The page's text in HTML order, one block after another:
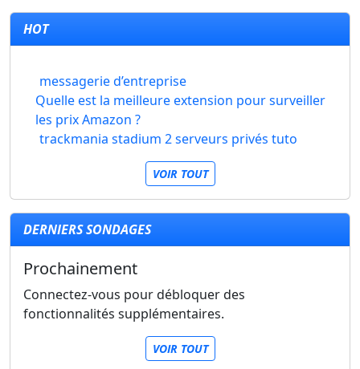
HOT
messagerie d’entreprise
Quelle est la meilleure extension pour surveiller
les prix Amazon ?
trackmania stadium 2 serveurs privés tuto
VOIR TOUT
DERNIERS SONDAGES
Prochainement
Connectez-vous pour débloquer des
fonctionnalités supplémentaires.
VOIR TOUT